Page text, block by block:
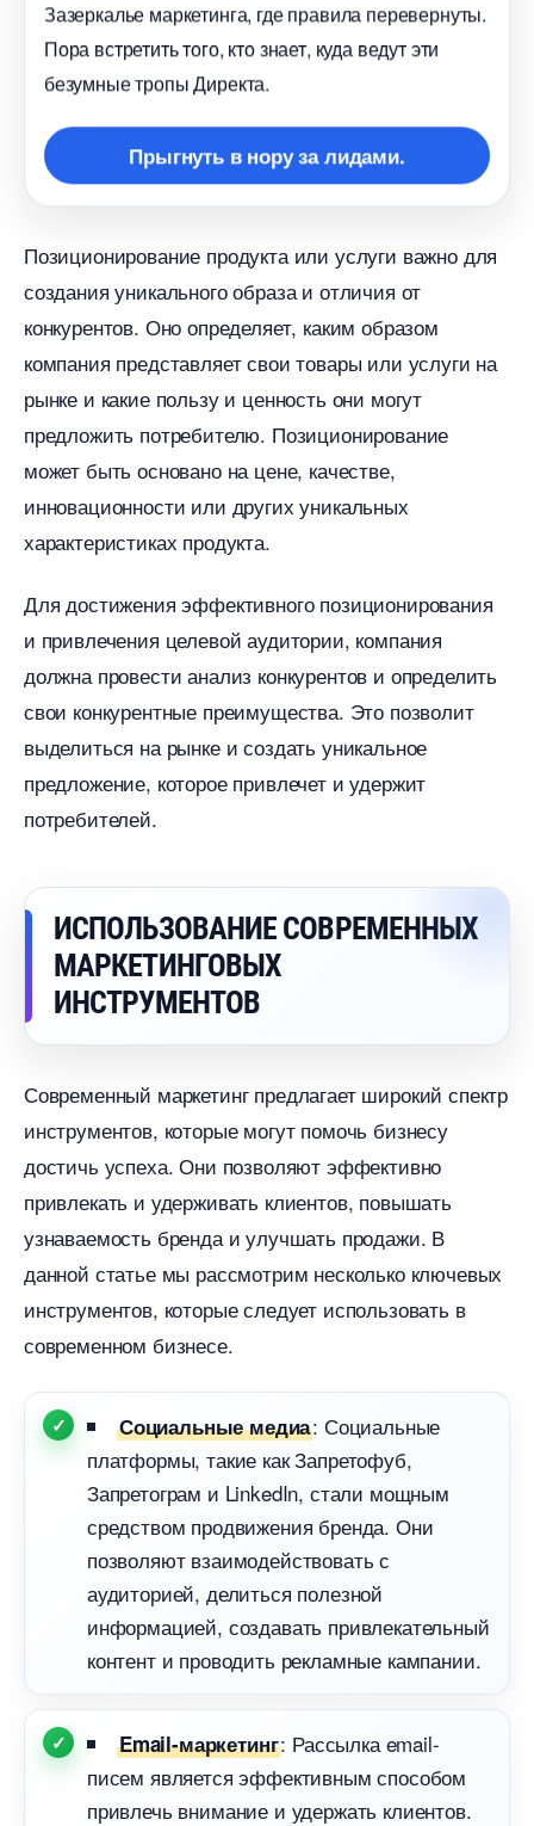
Зазеркалье маркетинга, где правила перевернуты.
Пора встретить того, кто знает, куда ведут эти
езумные тропы Директа.
Прыгнуть в нору за лидами.
Позиционирование продукта или услуги важно для
создания уникального образа и отличия от
конкурентов. Оно определяет, каким образом
компания представляет свои товары или услуги на
рынке и какие пользу и ценность они могут
предложить потребителю. Позиционирование
может быть основано на цене, качестве,
инновационности или других уникальных
характеристиках продукта.
Для достижения эффективного позиционирования
и привлечения целевой аудитории, компания
должна провести анализ конкурентов и определить
свои конкурентные преимущества. Это позволит
ыделиться на рынке и создать уникальное
предложение, которое привлечет и удержит
потребителей.
ИСПОЛЬЗОВАНИЕ СОВРЕМЕННЫХ
МАРКЕТИНГОВЫХ
ИНСТРУМЕНТО
Современный маркетинг предлагает широкий спектр
инструментов, которые могут помочь бизнесу
достичь успеха. Они позволяют эффективно
привлекать и удерживать клиентов, повышать
узнаваемость бренда и улучшать продажи.
данной статье мы рассмотрим несколько ключевых
инструментов, которые следует использовать
современном бизнесе.
Социальные медиа: Социальные
платформы, такие как Запретофуб,
Запретограм и LinkedIn, стали мощным
средством продвижения бренда. Они
позволяют взаимодействовать с
аудиторией, делиться полезной
информацией, создавать привлекательный
контент и проводить рекламные кампании.
Email-маркетин: Рассылка email-
писем является эффективным способом
привлечь внимание и удержать клиентов.